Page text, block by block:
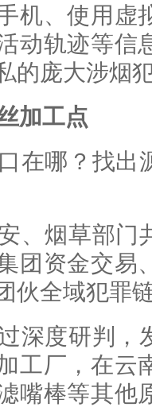
机、使用虚
动轨迹等信
的庞大涉烟
加工点
在哪？找出
、烟草部门
团资金交易
伙全域犯罪
深度研判，
工厂，在云
嘴棒等其他